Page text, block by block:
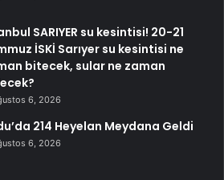
SARIYER su kesintisi! 20-21
İSKİ Sarıyer su kesintisi ne
bitecek, sular ne zaman
6, 2026
214 Heyelan Meydana Geldi
6, 2026